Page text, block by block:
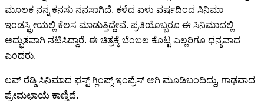
ಮೂಲಕ ನನ್ನ ಕನಸು ನನಸಾಗಿದೆ. ಕಳೆದ ಏಳು ವರ್ಷದಿಂದ ಸಿನಿಮಾ
ಇಂಡಸ್ಟ್ರೀಯಲ್ಲಿ ಕೆಲಸ ಮಾಡುತ್ತಿದ್ದೇವೆ. ಪ್ರತಿಯೊಬ್ಬರೂ ಈ ಸಿನಿಮಾದಲ್ಲಿ
ಅದ್ಭುತವಾಗಿ ನಟಿಸಿದ್ದಾರೆ. ಈ ಚಿತ್ರಕ್ಕೆ ಬೆಂಬಲ ಕೊಟ್ಟ ಎಲ್ಲರಿಗೂ ಧನ್ಯವಾದ
ಎಂದರು.
ಲವ್ ರೆಡ್ಡಿ ಸಿನಿಮಾದ ಫಸ್ಟ್ ಗ್ಲಿಂಪ್ಸ್ ಇಂಪ್ರೆಸ್ ಆಗಿ ಮೂಡಿಬಂದಿದ್ದು, ಗಾಢವಾದ
ಪ್ರೇಮಛಾಯೆ ಕಾಣ್ತಿದೆ.